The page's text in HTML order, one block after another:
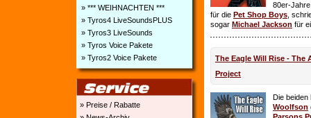
» *** WEIHNACHTEN ***
» Tyros4 LiveSoundsPLUS
» Tyros3 LiveSounds
» Tyros Voice Pakete
» Tyros2 Voice Pakete
» Preise / Rabatte
80er-
für die Pet Shop Boys ,
sogar Michael Jackson für
The Eagle Will Rise - The
Project
Die beiden
Woolfson